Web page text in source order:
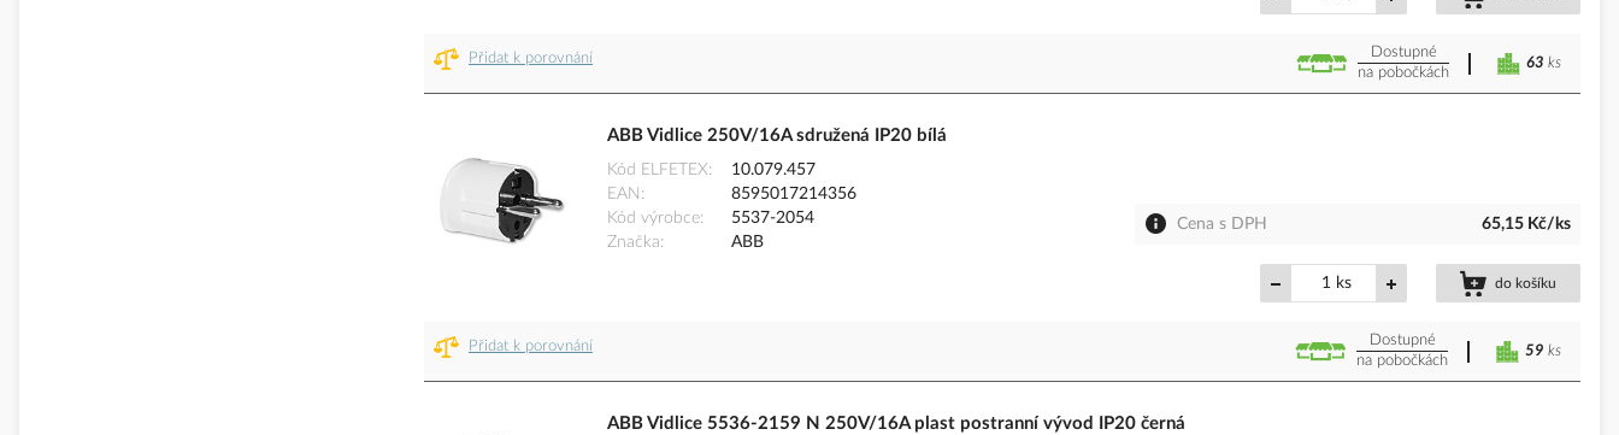
Přidat k porovnání
Dostupné
na pobočkách
63 ks
ABB Vidlice 250V/16A sdružená IP20 bílá
Kód ELFETEX
10.079.457
EAN
8595017214356
Kód výrobce
5537-2054
Značka
ABB
Cena s DPH 65,15 Kč/ks
ks do košíku
Přidat k porovnání
Dostupné
na pobočkách
59 ks
ABB Vidlice 5536-2159 N 250V/16A plast postranní vývod IP20 černá